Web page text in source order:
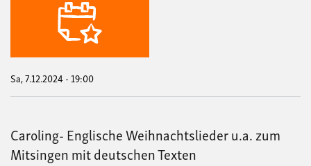
Sa, 7.12.2024 - 19:00
Caroling- Englische Weihnachtslieder u.a. zum
Mitsingen mit deutschen Texten